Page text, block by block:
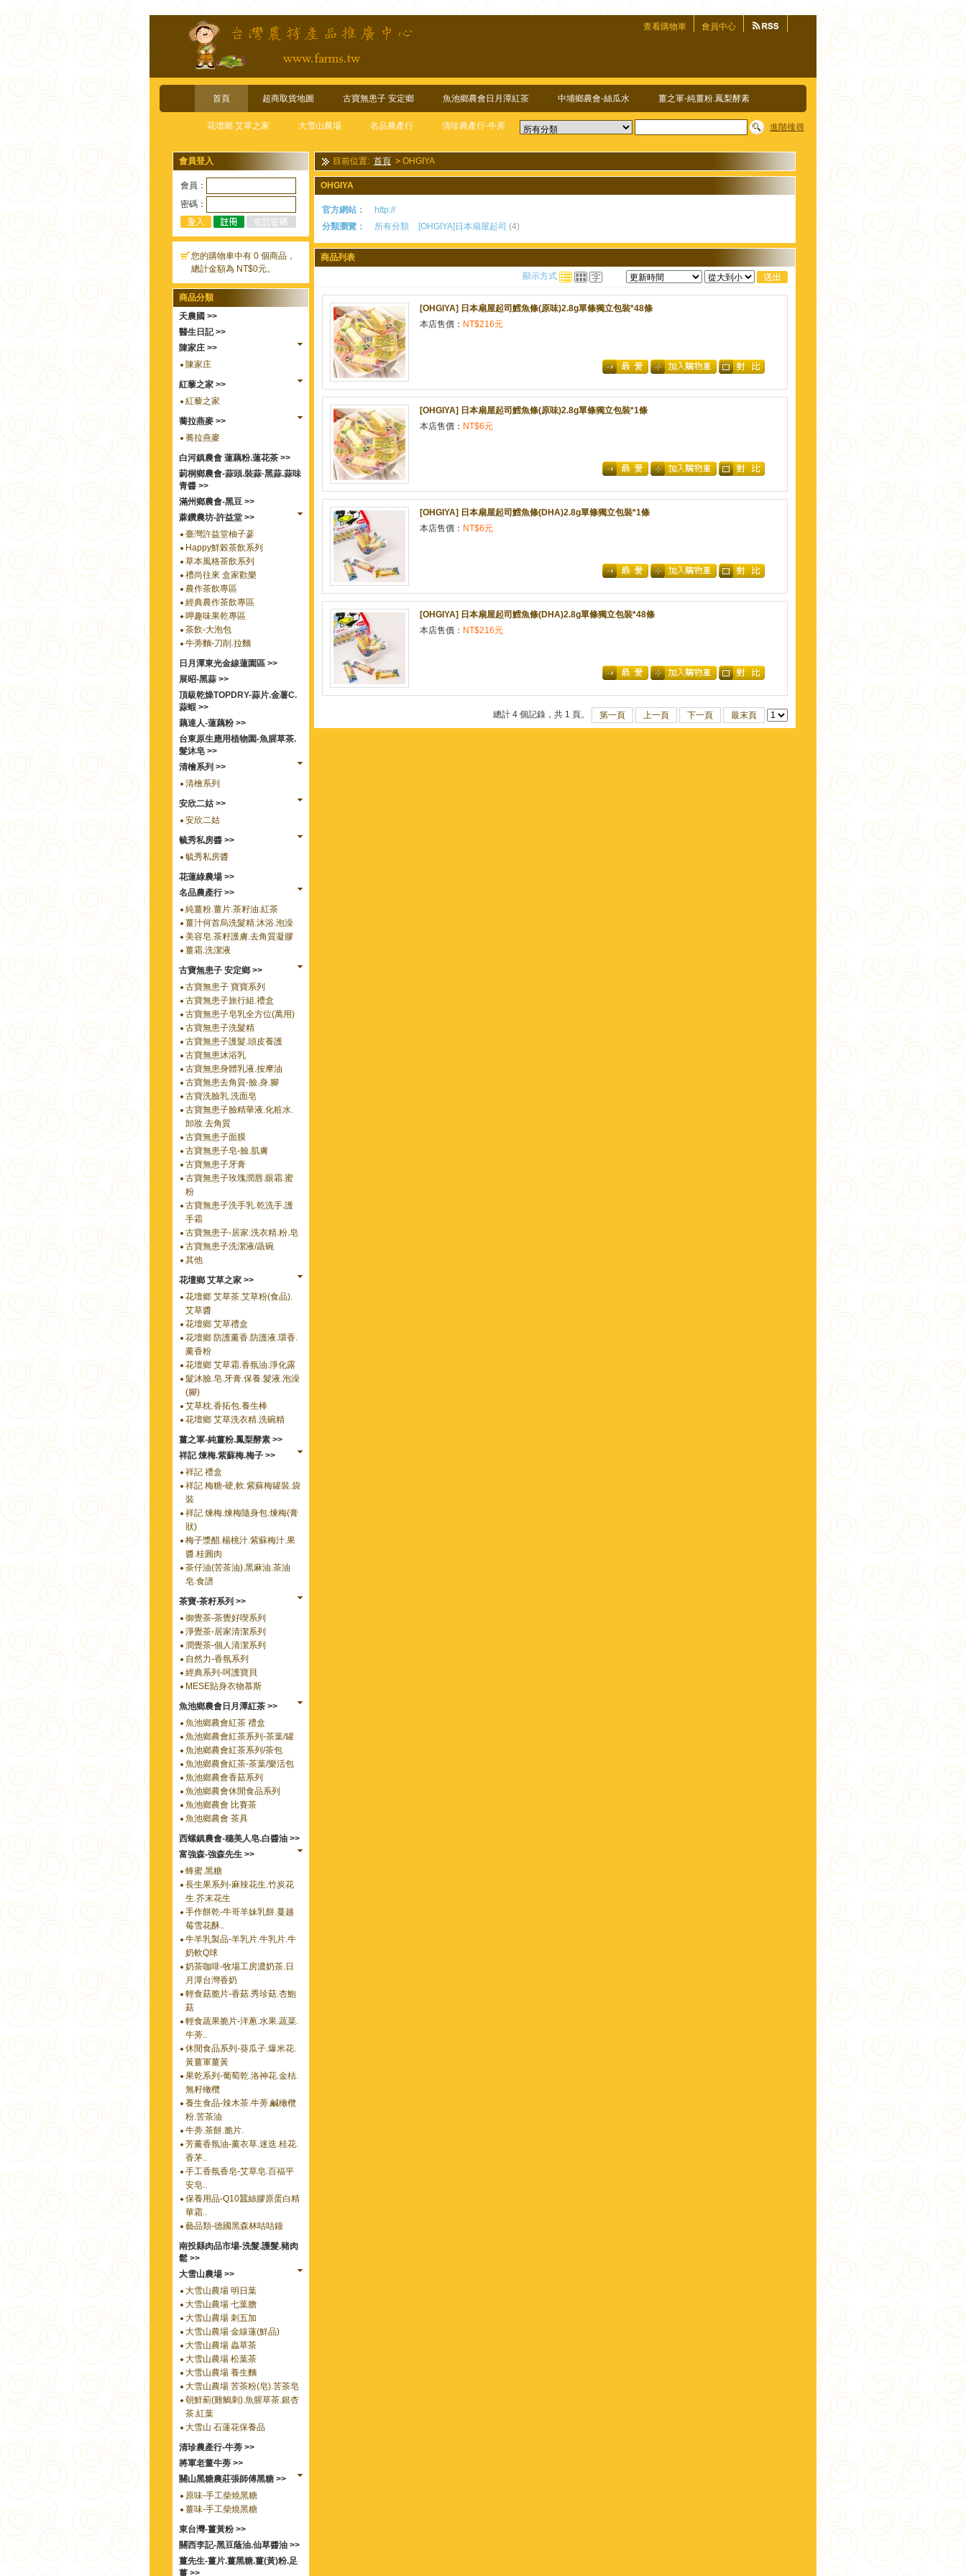
查看購物車 會員中心
首頁 超商取貨地圖 古寶無患子 安定鄉 魚池鄉農會日月潭紅茶 中埔鄉農會-絲瓜水 薑之軍-純薑粉.鳳梨酵素
花壇鄉 艾草之家 大雪山農場 名品農產行 清珍農產行-牛蒡 進階搜尋
會員登入
會員：
密碼：
您的購物車中有 0 個商品，
總計金額為 NT$0元。
商品分類
天農國 >>
醫生日記 >>
陳家庄 >>
陳家庄
紅藜之家 >>
紅藜之家
蕎拉燕麥 >>
蕎拉燕麥
白河鎮農會 蓮藕粉.蓮花茶 >>
莿桐鄉農會-蒜頭.裝蒜·黑蒜.蒜味
青醬 >>
滿州鄉農會-黑豆 >>
蔴鑽農坊-許益堂 >>
臺灣許益堂柚子蔘
Happy鮮榖茶飲系列
草本風格茶飲系列
禮尚往來 盒家歡樂
農作茶飲專區
經典農作茶飲專區
呷趣味果乾專區
茶飲-大泡包
牛蒡麵-刀削.拉麵
日月潭東光金線蓮園區 >>
展昭-黑蒜 >>
頂級乾燥TOPDRY-蒜片.金薯C.
蒜蝦 >>
藕達人-蓮藕粉 >>
台東原生應用植物園-魚腥草茶.
髮沐皂 >>
清檜系列 >>
清檜系列
安欣二姑 >>
安欣二姑
毓秀私房醬 >>
毓秀私房醬
花蓮綠農場 >>
名品農產行 >>
純薑粉.薑片.茶籽油.紅茶
薑汁何首烏洗髮精.沐浴.泡澡
美容皂.茶籽護膚.去角質凝膠
薑霜.洗潔液
古寶無患子 安定鄉 >>
古寶無患子 寶寶系列
古寶無患子旅行組.禮盒
古寶無患子皂乳全方位(萬用)
古寶無患子洗髮精
古寶無患子護髮.頭皮養護
古寶無患沐浴乳
古寶無患身體乳液.按摩油
古寶無患去角質-臉.身.腳
古寶洗臉乳.洗面皂
古寶無患子臉精華液.化粧水.
卸妝.去角質
古寶無患子面膜
古寶無患子皂-臉.肌膚
古寶無患子牙膏
古寶無患子玫瑰潤唇.眼霜.蜜
粉
古寶無患子洗手乳.乾洗手.護
手霜
古寶無患子-居家.洗衣精.粉.皂
古寶無患子洗潔液/蔬碗
其他
花壇鄉 艾草之家 >>
花壇郷 艾草茶.艾草粉(食品).
艾草醬
花壇鄉 艾草禮盒
花壇鄉 防護薰香.防護液.環香.
薰香粉
花壇鄉 艾草霜.香氛油.淨化露
髮沐臉.皂.牙膏.保養.髮液.泡澡
(腳)
艾草枕.香拓包.養生棒
花壇鄉 艾草洗衣精.洗碗精
薑之軍-純薑粉.鳳梨酵素 >>
祥記 煉梅.紫蘇梅.梅子 >>
祥記 禮盒
祥記 梅糖-硬,軟.紫蘇梅罐裝.袋
裝
祥記 煉梅.煉梅隨身包.煉梅(膏
狀)
梅子漿醋.楊桃汁.紫蘇梅汁.果
醬.桂圓肉
茶仔油(苦茶油).黑麻油.茶油
皂.食譜
茶寶-茶籽系列 >>
御覺茶-茶覺好喫系列
淨覺茶-居家清潔系列
潤覺茶-個人清潔系列
自然力-香氛系列
經典系列-呵護寶貝
MESE貼身衣物慕斯
魚池鄉農會日月潭紅茶 >>
魚池鄉農會紅茶 禮盒
魚池鄉農會紅茶系列-茶葉/罐
魚池鄉農會紅茶系列/茶包
魚池鄉農會紅茶-茶葉/樂活包
魚池鄉農會香菇系列
魚池鄉農會休閒食品系列
魚池鄉農會 比賽茶
魚池鄉農會 茶具
西螺鎮農會-穗美人皂.白醬油 >>
富強森-強森先生 >>
蜂蜜.黑糖
長生果系列-麻辣花生.竹炭花
生.芥末花生
手作餅乾-牛哥羊妹乳餅.蔓越
莓雪花酥..
牛羊乳製品-羊乳片.牛乳片.牛
奶軟Q球
奶茶咖啡-牧場工房濃奶茶.日
月潭台灣香奶
輕食菇脆片-香菇.秀珍菇.杏鮑
菇
輕食蔬果脆片-洋蔥.水果.蔬菜.
牛蒡..
休閒食品系列-葵瓜子.爆米花.
黃薑軍薑黃
果乾系列-葡萄乾.洛神花.金桔.
無籽橄欖
養生食品-辣木茶.牛蒡.鹹橄欖
粉.苦茶油
牛蒡.茶餅.脆片.
芳薰香氛油-薰衣草.迷迭.桂花.
香茅..
手工香氛香皂-艾草皂.百福平
安皂..
保養用品-Q10蠶絲膠原蛋白精
華霜..
藝品類-德國黑森林咕咕鐘
南投縣肉品市場-洗髮.護髮.豬肉
鬆 >>
大雪山農場 >>
大雪山農場 明日葉
大雪山農場 七葉膽
大雪山農場 刺五加
大雪山農場 金線蓮(鮮品)
大雪山農場 蟲草茶
大雪山農場 松葉茶
大雪山農場 養生麵
大雪山農場 苦茶粉(皂).苦茶皂
朝鮮薊(雞鵤刺).魚腥草茶.銀杏
茶.紅葉
大雪山 石蓮花保養品
清珍農產行-牛蒡 >>
將軍老董牛蒡 >>
關山黑糖農莊張師傅黑糖 >>
原味-手工柴燒黑糖
薑味-手工柴燒黑糖
東台灣-薑黃粉 >>
關西李記-黑豆蔭油.仙草醬油 >>
薑先生-薑片.薑黑糖.薑(黃)粉.足
薑 >>
目前位置: 首頁 > OHGIYA
OHGIYA
官方網站：
http://
分類瀏覽：
所有分類 [OHGIYA]日本扇屋起司 (4)
商品列表
顯示方式
[OHGIYA] 日本扇屋起司鱈魚條(原味)2.8g單條獨立包裝*48條
本店售價： NT$216元
[OHGIYA] 日本扇屋起司鱈魚條(原味)2.8g單條獨立包裝*1條
本店售價： NT$6元
[OHGIYA] 日本扇屋起司鱈魚條(DHA)2.8g單條獨立包裝*1條
本店售價： NT$6元
[OHGIYA] 日本扇屋起司鱈魚條(DHA)2.8g單條獨立包裝*48條
本店售價： NT$216元
總計 4 個記錄，共 1 頁。 第一頁 上一頁 下一頁 最末頁